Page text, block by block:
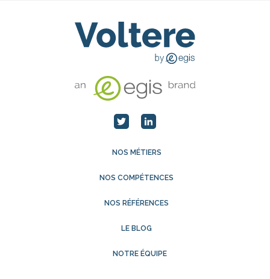
NOS MÉTIERS
NOS COMPÉTENCES
NOS RÉFÉRENCES
LE BLOG
NOTRE ÉQUIPE